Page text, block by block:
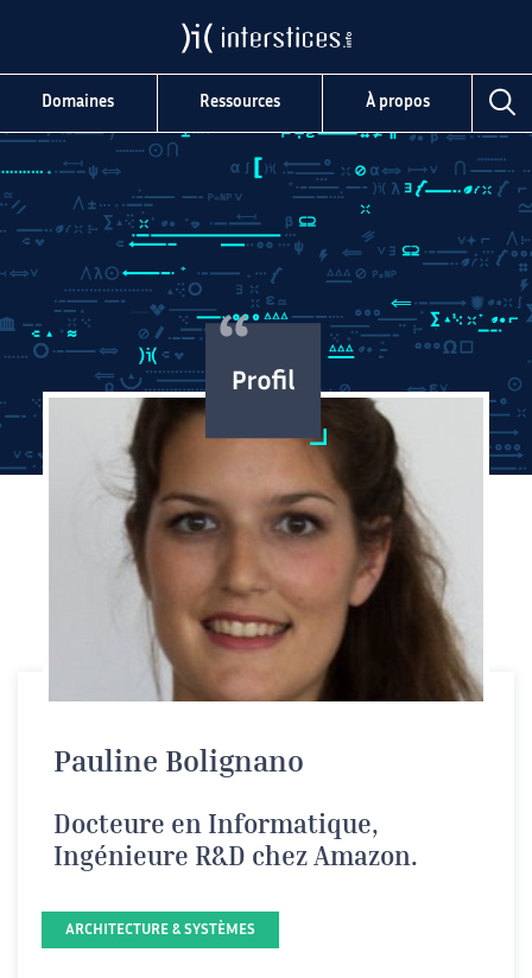
Domaines Ressources À propos
Pauline Bolignano
Docteure en Informatique,
Ingénieure R&D chez Amazon.
ARCHITECTURE & SYSTÈMES